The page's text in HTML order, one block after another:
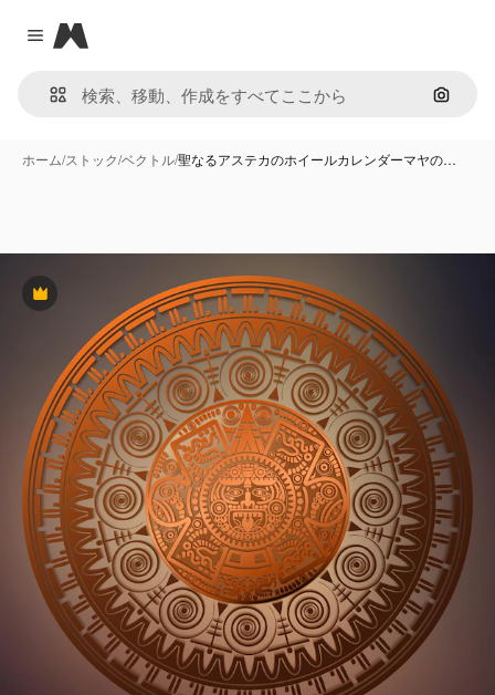
Close menu
Magnific
画像で
ホーム/ストック/ベクトル/聖なるアステカのホイールカレンダーマヤの…
Premium